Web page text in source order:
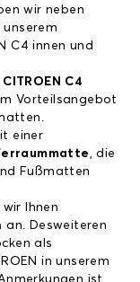
wir neben
C4 innen und
CITROEN C4
Vorteilsangebot
einer
, die
Fußmatten
Ihnen
an. Desweiteren
als
in unserem